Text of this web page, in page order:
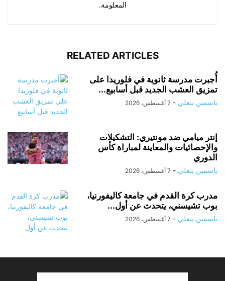
المعلومة.
RELATED ARTICLES
أُجبرت مدرسة ثانوية في فلوريدا على
تمزيق العشب الجديد قبل أسابيع...
ياسمين بنعلي - 7 أغسطس، 2026
إنتر ميامي ضد مونتيري: التشكيلات
والإحصائيات والمعاينة لمباراة كأس
الدوري
ياسمين بنعلي - 7 أغسطس، 2026
مدرب كرة القدم في جامعة كاليفورنيا،
بوب تشيسني، يتحدث عن أول...
ياسمين بنعلي - 7 أغسطس، 2026